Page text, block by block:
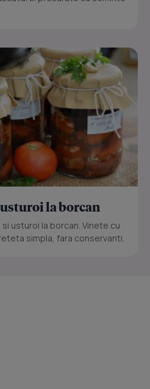
la borcan
usturoi la borcan. Vinete cu
simpla, fara conservanti.